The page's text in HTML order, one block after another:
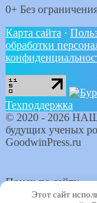
0+ Без
Карта сайта ·
обработки
Техподдержка
© 2020 - 2026
будущих ученых
GoodwinPress.ru
Поиск по сайту
Этот сайт